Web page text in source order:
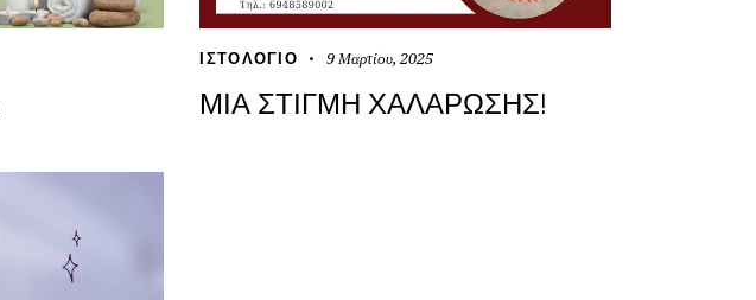
ΙΣΤΟΛΌΓΙΟ 9 Μαρτίου, 2025
ΜΊΑ ΣΤΙΓΜΉ ΧΑΛΆΡΩΣΗΣ!